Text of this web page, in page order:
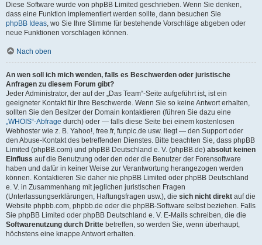
Diese Software wurde von phpBB Limited geschrieben. Wenn Sie denken,
dass eine Funktion implementiert werden sollte, dann besuchen Sie
phpBB Ideas, wo Sie Ihre Stimme für bestehende Vorschläge abgeben oder
neue Funktionen vorschlagen können.
Nach oben
An wen soll ich mich wenden, falls es Beschwerden oder juristische
Anfragen zu diesem Forum gibt?
Jeder Administrator, der auf der „Das Team“-Seite aufgeführt ist, ist ein
geeigneter Kontakt für Ihre Beschwerde. Wenn Sie so keine Antwort erhalten,
sollten Sie den Besitzer der Domain kontaktieren (führen Sie dazu eine
„WHOIS“-Abfrage durch) oder — falls diese Seite bei einem kostenlosen
Webhoster wie z. B. Yahoo!, free.fr, funpic.de usw. liegt — den Support oder
den Abuse-Kontakt des betreffenden Dienstes. Bitte beachten Sie, dass phpBB
Limited (phpBB.com) und phpBB Deutschland e. V. (phpBB.de) absolut keinen
Einfluss auf die Benutzung oder den oder die Benutzer der Forensoftware
haben und dafür in keiner Weise zur Verantwortung herangezogen werden
können. Kontaktieren Sie daher nie phpBB Limited oder phpBB Deutschland
e. V. in Zusammenhang mit jeglichen juristischen Fragen
(Unterlassungserklärungen, Haftungsfragen usw.), die sich nicht direkt auf die
Website phpbb.com, phpbb.de oder die phpBB-Software selbst beziehen. Falls
Sie phpBB Limited oder phpBB Deutschland e. V. E-Mails schreiben, die die
Softwarenutzung durch Dritte betreffen, so werden Sie, wenn überhaupt,
höchstens eine knappe Antwort erhalten.